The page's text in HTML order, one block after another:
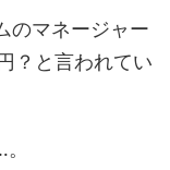
のマネージャー
？と言われてい